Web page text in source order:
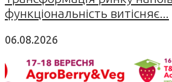
функціональність витісняє...
06.08.2026